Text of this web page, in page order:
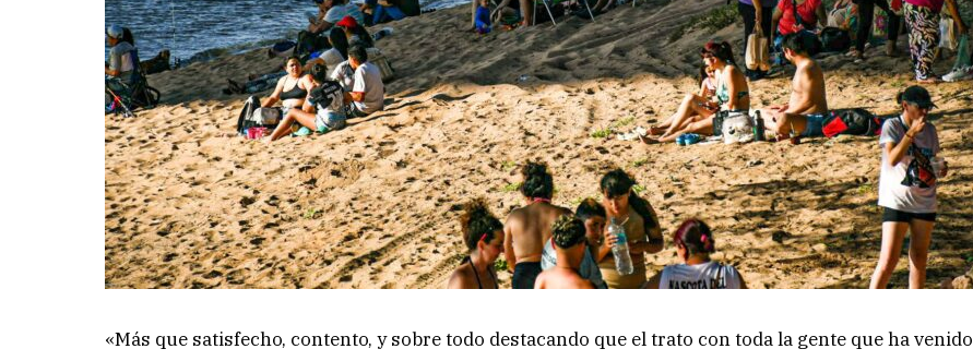
«Más que satisfecho, contento, y sobre todo destacando que el trato con toda la gente que ha venido